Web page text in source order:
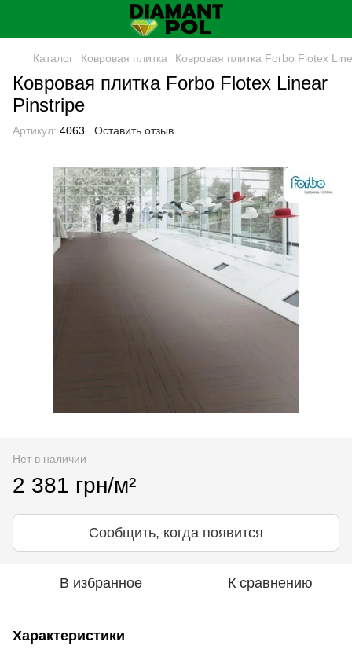
Каталог Ковровая плитка Ковровая плитка Forbo Flotex
Ковровая плитка Forbo Flotex Linear
Pinstripe
Артикул: 4063 Оставить отзыв
Нет в наличии
2 381 грн/м²
Сообщить, когда появится
В избранное К сравнению
Характеристики